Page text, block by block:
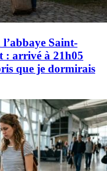
l’abbaye Saint-
: arrivé à 21h05
que je dormirais